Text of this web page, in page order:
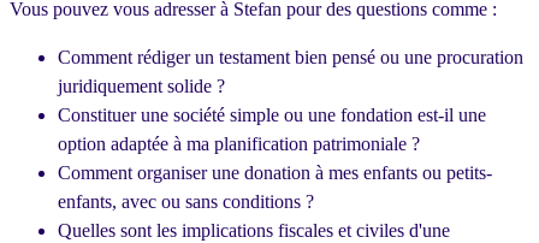
Vous pouvez vous adresser à Stefan pour des questions comme :
Comment rédiger un testament bien pensé ou une procuration
juridiquement solide ?
Constituer une société simple ou une fondation est-il une
option adaptée à ma planification patrimoniale ?
Comment organiser une donation à mes enfants ou petits-
enfants, avec ou sans conditions ?
Quelles sont les implications fiscales et civiles d'une